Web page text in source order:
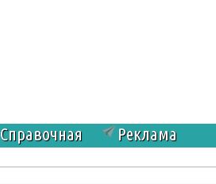
Справочная
Реклама